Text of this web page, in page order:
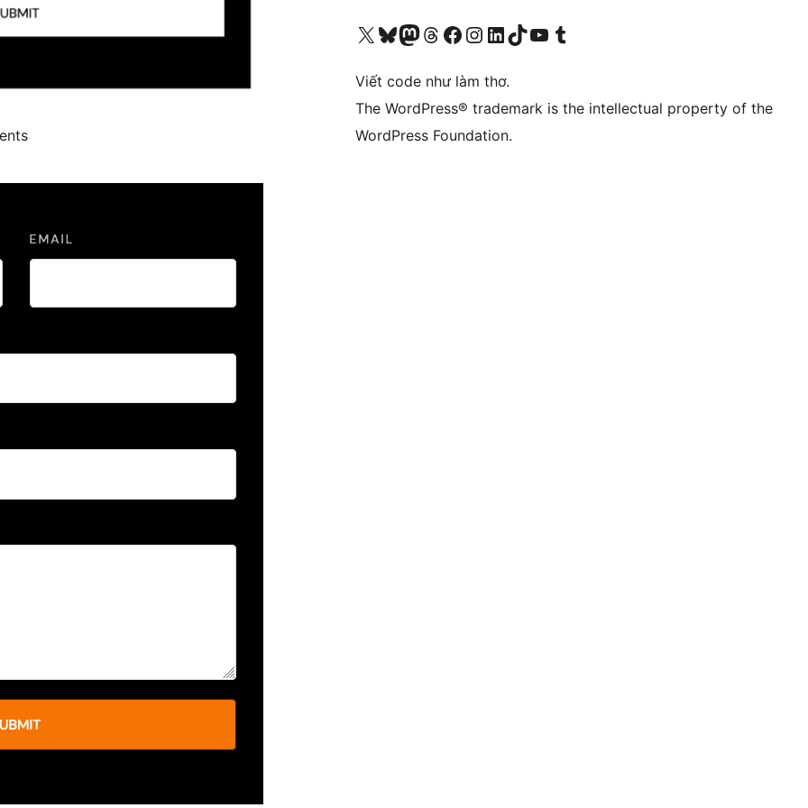
Truy cập tài khoản X (trước đây là Twitter) của chúng tôiVisit our Bluesky account
Visit our Mastodon account
Visit our Threads account
Xem trang Facebook của chúng tôiTruy cập tài khoản Instagram của chúng tôiTruy cập tài khoản LinkedIn của chúng tôiVisit our TikTok account
Truy cập kênh YouTube của chúng tôi Visit our Tumblr account
Viết code như làm thơ.
The WordPress® trademark is the intellectual property of the
WordPress Foundation.